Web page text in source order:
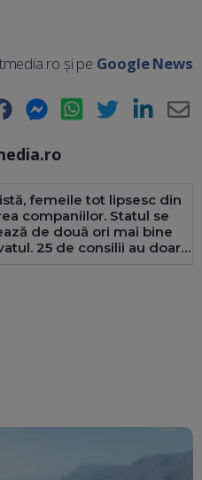
și pe Google News
Facebook Messenger WhatsApp Twitter LinkedIn
femeile tot lipsesc din
companiilor. Statul se
de două ori mai bine
25 de consilii au doar